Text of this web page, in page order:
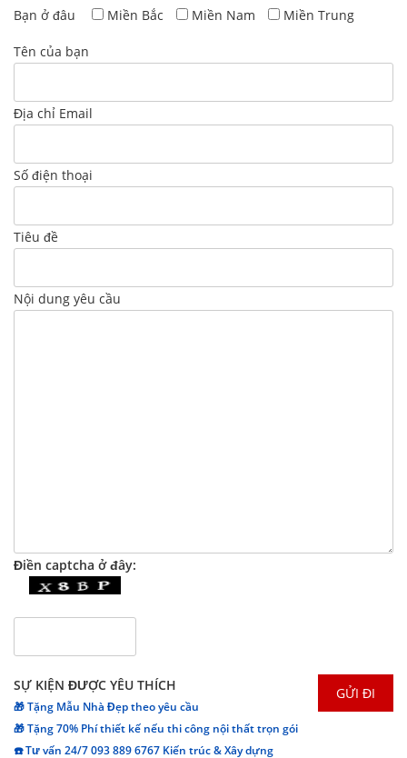
Bạn ở đâu
Miền Bắc Miền Nam Miền Trung
Tên của bạn
Địa chỉ Email
Số điện thoại
Tiêu đề
Nội dung yêu cầu
Điền captcha ở đây:
SỰ KIỆN ĐƯỢC YÊU THÍCH
🎁 Tặng Mẫu Nhà Đẹp theo yêu cầu
🎁 Tặng 70% Phí thiết kế nếu thi công nội thất trọn gói
☎️ Tư vấn 24/7 093 889 6767 Kiến trúc & Xây dựng